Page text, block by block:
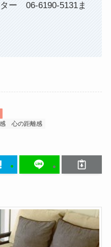
ー 06-6190-5131ま
心の距離感